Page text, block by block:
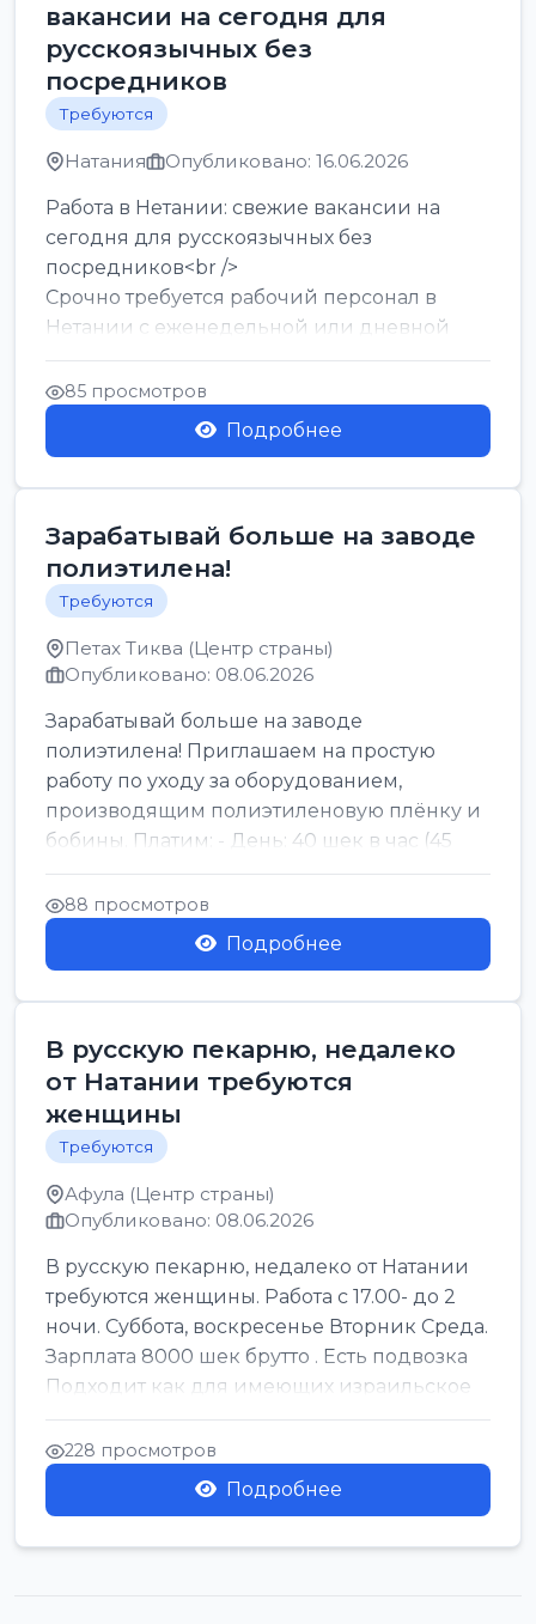
вакансии на сегодня для
русскоязычных без
посредников
Требуются
Натания Опубликовано: 16.06.2026
Работа в Нетании: свежие вакансии на
сегодня для русскоязычных без
посредников<br />
Срочно требуется рабочий персонал в
Нетании с еженедельной или дневной
оплатой<br />
Свежие вакансии в Нетании дл...
85 просмотров
Подробнее
Зарабатывай больше на заводе
полиэтилена!
Требуются
Петах Тиква (Центр страны)
Опубликовано: 08.06.2026
Зарабатывай больше на заводе
полиэтилена! Приглашаем на простую
работу по уходу за оборудованием,
производящим полиэтиленовую плёнку и
бобины. Платим: - День: 40 шек в час (45
для синих бумаг и виз) -...
88 просмотров
Подробнее
В русскую пекарню, недалеко
от Натании требуются
женщины
Требуются
Афула (Центр страны)
Опубликовано: 08.06.2026
В русскую пекарню, недалеко от Натании
требуются женщины. Работа с 17.00- до 2
ночи. Суббота, воскресенье Вторник Среда.
Зарплата 8000 шек брутто . Есть подвозка
Подходит как для имеющих израильское
г...
228 просмотров
Подробнее